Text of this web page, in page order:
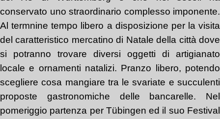
conservato uno straordinario complesso imponente.
Al termnine tempo libero a disposizione per la visita
del caratteristico mercatino di Natale della città dove
si potranno trovare diversi oggetti di artigianato
locale e ornamenti natalizi. Pranzo libero, potendo
scegliere cosa mangiare tra le svariate e succulenti
proposte gastronomiche delle bancarelle. Nel
pomeriggio partenza per Tübingen ed il suo Festival